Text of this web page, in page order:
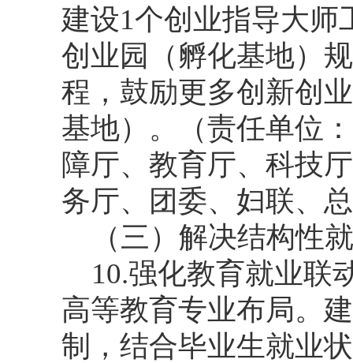
建设1个创业指导大师
创业园（孵化基地）
程，鼓励更多创新创
基地）。（责任单位
障厅、教育厅、科技
务厅、团委、妇联、
（三）解决结构性
10.强化教育就业联
高等教育专业布局。
制，结合毕业生就业